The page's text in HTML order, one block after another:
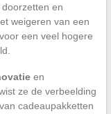
en
weigeren van een
een veel hogere
en
ze de verbeelding
cadeaupakketten